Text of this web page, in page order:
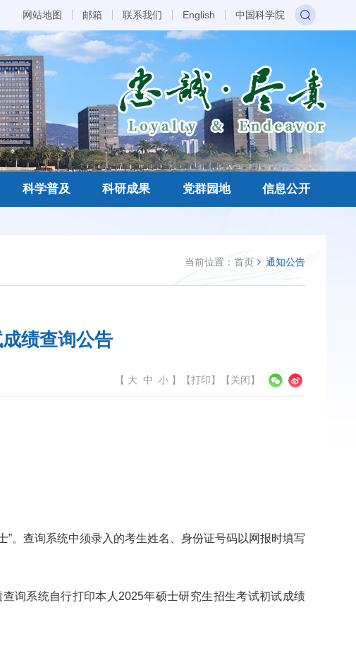
网站地图 邮箱 联系我们 English 中国科学院
科学普及 科研成果 党群园地 信息公开
当前位置： 首页 通知公告
绩查询公告
【 大 中 小 】 【打印】【关闭】
。查询系统中须录入的考生姓名、身份证号码以网报时填写
询系统自行打印本人2025年硕士研究生招生考试初试成绩